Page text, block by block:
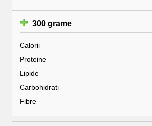
300 grame
Calorii
Proteine
Lipide
Carbohidrati
Fibre